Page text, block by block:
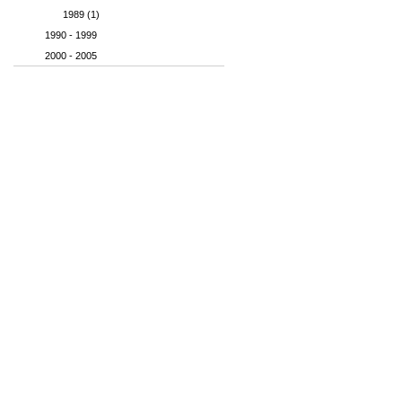
1989 (1)
1990 - 1999
2000 - 2005